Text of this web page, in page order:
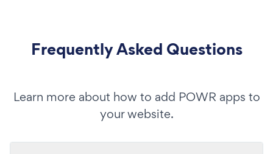
Frequently Asked Questions
Learn more about how to add POWR apps to
your website.